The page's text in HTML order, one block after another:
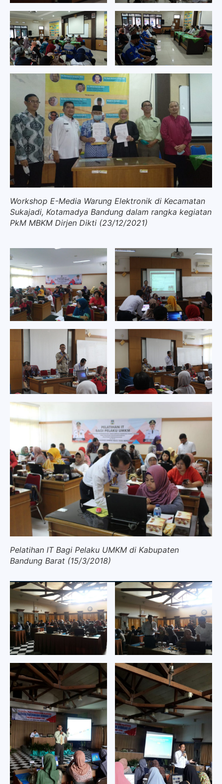
Workshop E-Media Warung Elektronik di Kecamatan
Sukajadi, Kotamadya Bandung dalam rangka kegiatan
PkM MBKM Dirjen Dikti (23/12/2021)
Pelatihan IT Bagi Pelaku UMKM di Kabupaten
Bandung Barat (15/3/2018)